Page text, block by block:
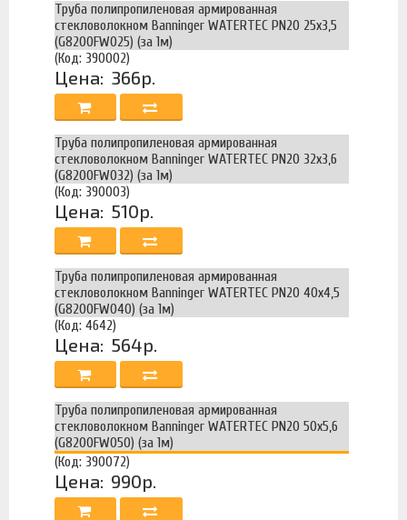
Труба полипропиленовая армированная
стекловолокном Banninger WATERTEC PN20 25х3,5
(G8200FW025) (за 1м)
(Код: 390002)
Цена: 366р.
Труба полипропиленовая армированная
стекловолокном Banninger WATERTEC PN20 32х3,6
(G8200FW032) (за 1м)
(Код: 390003)
Цена: 510р.
Труба полипропиленовая армированная
стекловолокном Banninger WATERTEC PN20 40х4,5
(G8200FW040) (за 1м)
(Код: 4642)
Цена: 564р.
Труба полипропиленовая армированная
стекловолокном Banninger WATERTEC PN20 50х5,6
(G8200FW050) (за 1м)
(Код: 390072)
Цена: 990р.